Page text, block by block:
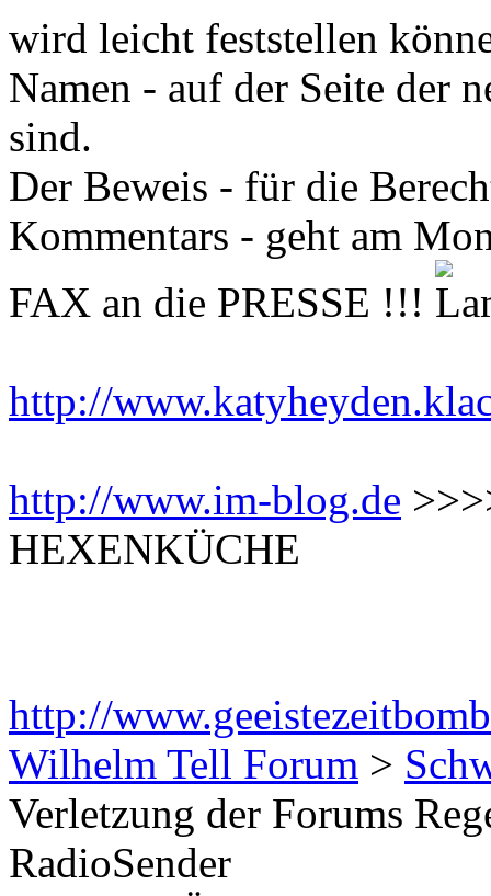
wird leicht feststellen
Namen - auf der Seite der
sind.
Der Beweis - für die
Kommentars - geht am
FAX an die PRESSE !!!
http://
http://www.im-blog.de
HEXENKÜCHE
http://
Wilhelm Tell Forum >
Verletzung der Forums
RadioSender